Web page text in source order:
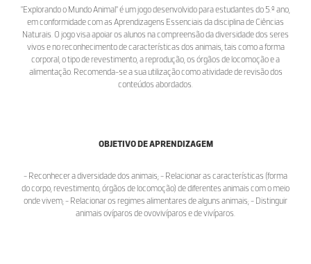
"Explorando o Mundo Animal" é um jogo desenvolvido para estudantes do 5.º ano,
em conformidade com as Aprendizagens Essenciais da disciplina de Ciências
Naturais. O jogo visa apoiar os alunos na compreensão da diversidade dos seres
vivos e no reconhecimento de características dos animais, tais como a forma
corporal, o tipo de revestimento, a reprodução, os órgãos de locomoção e a
alimentação. Recomenda-se a sua utilização como atividade de revisão dos
conteúdos abordados.
OBJETIVO DE APRENDIZAGEM
- Reconhecer a diversidade dos animais; - Relacionar as características (forma
do corpo, revestimento, órgãos de locomoção) de diferentes animais com o meio
onde vivem; - Relacionar os regimes alimentares de alguns animais; - Distinguir
animais ovíparos de ovovivíparos e de vivíparos.